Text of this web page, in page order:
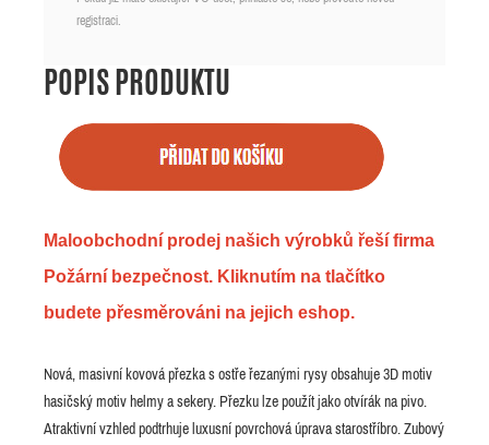
registraci.
POPIS PRODUKTU
Maloobchodní prodej našich výrobků řeší firma
Požární bezpečnost. Kliknutím na tlačítko
budete přesměrováni na jejich eshop.
Nová, masivní kovová přezka s ostře řezanými rysy obsahuje 3D motiv
hasičský motiv helmy a sekery. Přezku lze použít jako otvírák na pivo.
Atraktivní vzhled podtrhuje luxusní povrchová úprava starostříbro. Zubový